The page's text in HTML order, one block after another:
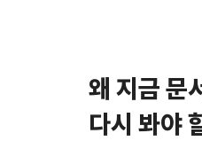
왜 지금 문
다시 봐야